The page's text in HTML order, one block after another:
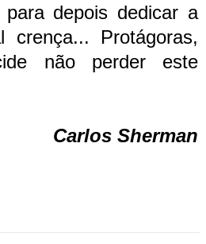
para depois dedicar a
crença... Protágoras,
não perder este
Carlos Sherman